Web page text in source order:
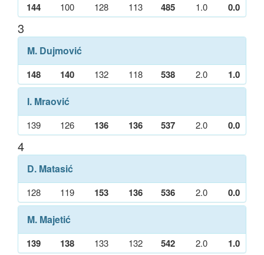
144 100 128 113 485 1.0 0.0
3
M. Dujmović
148 140 132 118 538 2.0 1.0
I. Mraović
139 126 136 136 537 2.0 0.0
4
D. Matasić
128 119 153 136 536 2.0 0.0
M. Majetić
139 138 133 132 542 2.0 1.0